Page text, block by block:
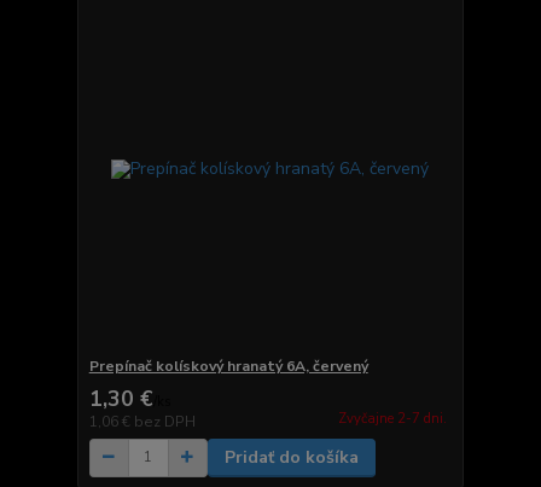
Prepínač kolískový hranatý 6A, červený
1,30 €
1,06 € bez DPH Zvyčajne 2-7 dni.
Pridať do košíka